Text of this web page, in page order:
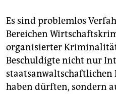
Es sind problemlos
Bereichen
organisierter
Beschuldigte nicht nur
haben dürften, sondern